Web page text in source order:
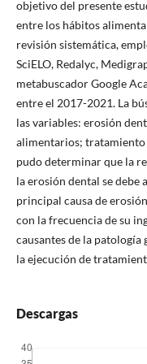
objetivo del presente
entre los hábitos
revisión sistemática,
SciELO, Redalyc,
metabuscador Google
entre el 2017-2021. La
las variables: erosión
alimentarios; tratamiento
pudo determinar que la
la erosión dental se debe
principal causa de
con la frecuencia de su
causantes de la
la ejecución de
Descargas